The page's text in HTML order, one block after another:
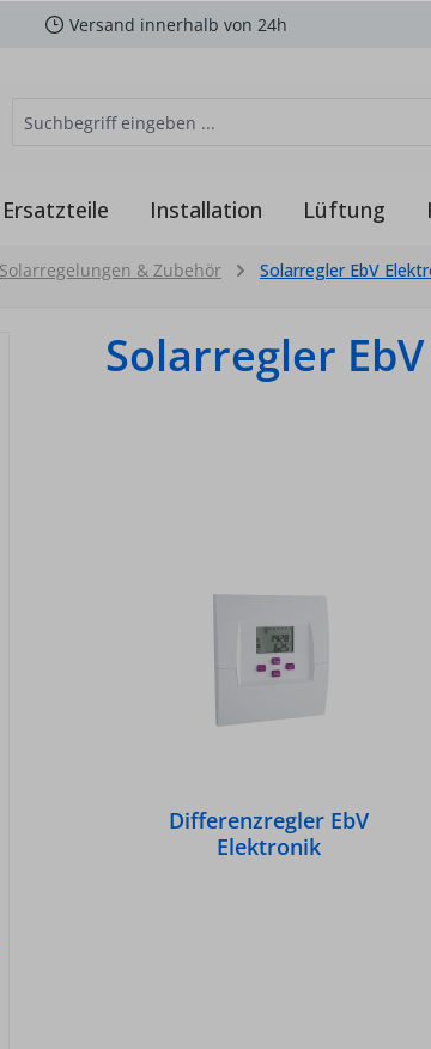
Versand innerhalb von 24h
Installation Lüftung
Solarregelungen & Zubehör Solarregler EbV
Solarregler
Differenzregler EbV
Elektronik